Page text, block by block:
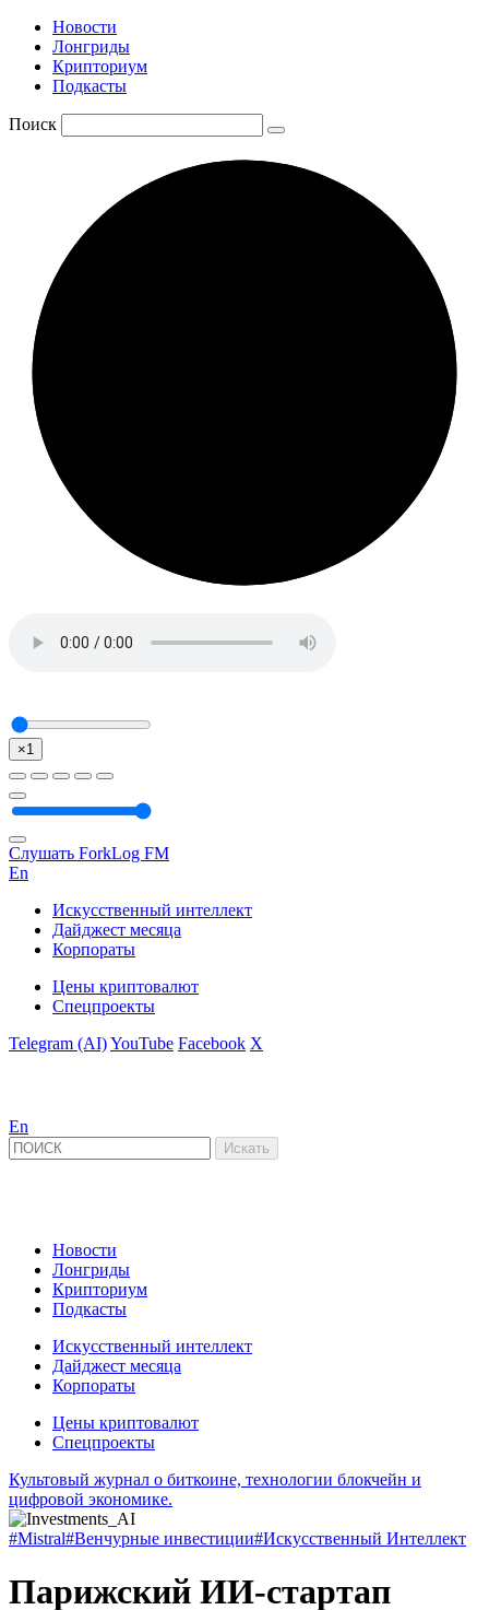
Новости
Лонгриды
Крипториум
Подкасты
Поиск
×1
Слушать ForkLog FM
En
Искусственный интеллект
Дайджест месяца
Корпораты
Цены криптовалют
Спецпроекты
Telegram (AI)YouTube Facebook X
En
Новости
Лонгриды
Крипториум
Подкасты
Искусственный интеллект
Дайджест месяца
Корпораты
Цены криптовалют
Спецпроекты
Культовый журнал о биткоине, технологии блокчейн и
цифровой экономике.
#Mistral#Венчурные инвестиции#Искусственный Интеллект
Парижский ИИ-стартап